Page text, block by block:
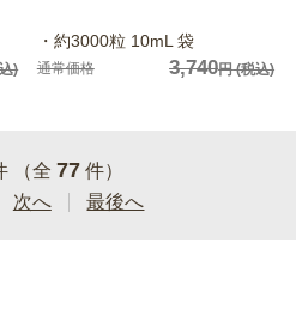
)
・約3000粒 10mL 袋
通常価格 3,740円(税込)
（全 77 件）
次へ 最後へ